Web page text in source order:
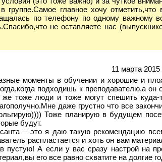
группе.Самое главное хочу отметить,что
по телефону по одному важному
не оставляете нас
11 марта 2015
моменты в обучении и хорошие и
подходишь к преподавателю,а он
тоже люди и тоже могут спешить
даже грустно что все
Тоже планирую в будущем
будут.
– это я даю такую рекомендацию
распластается и хоть он вам
пустую! А если у вас сразу настрой на
его все равно схватите на долгие